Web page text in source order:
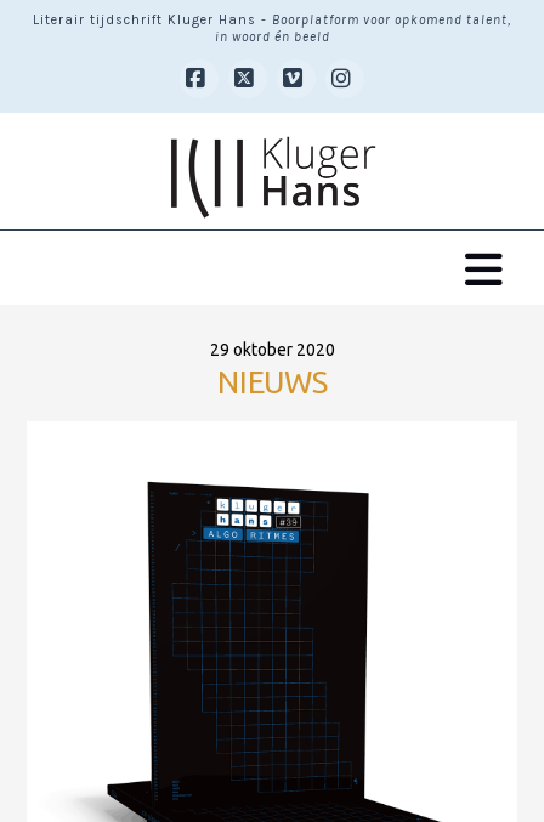
Literair tijdschrift Kluger Hans - Boorplatform voor opkomend talent,
in woord én beeld
Facebook
X VimeoInstagram
29 oktober 2020
NIEUWS